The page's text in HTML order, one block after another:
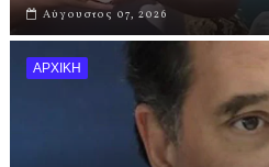
Αύγουστος 07, 2026
ΑΡΧΙΚΗ